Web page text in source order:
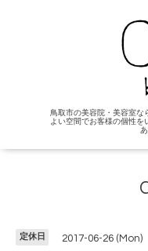
鳥取市の美容院・美容室
よい空間でお客様の個性を
定休日 2017-06-26 (Mon)